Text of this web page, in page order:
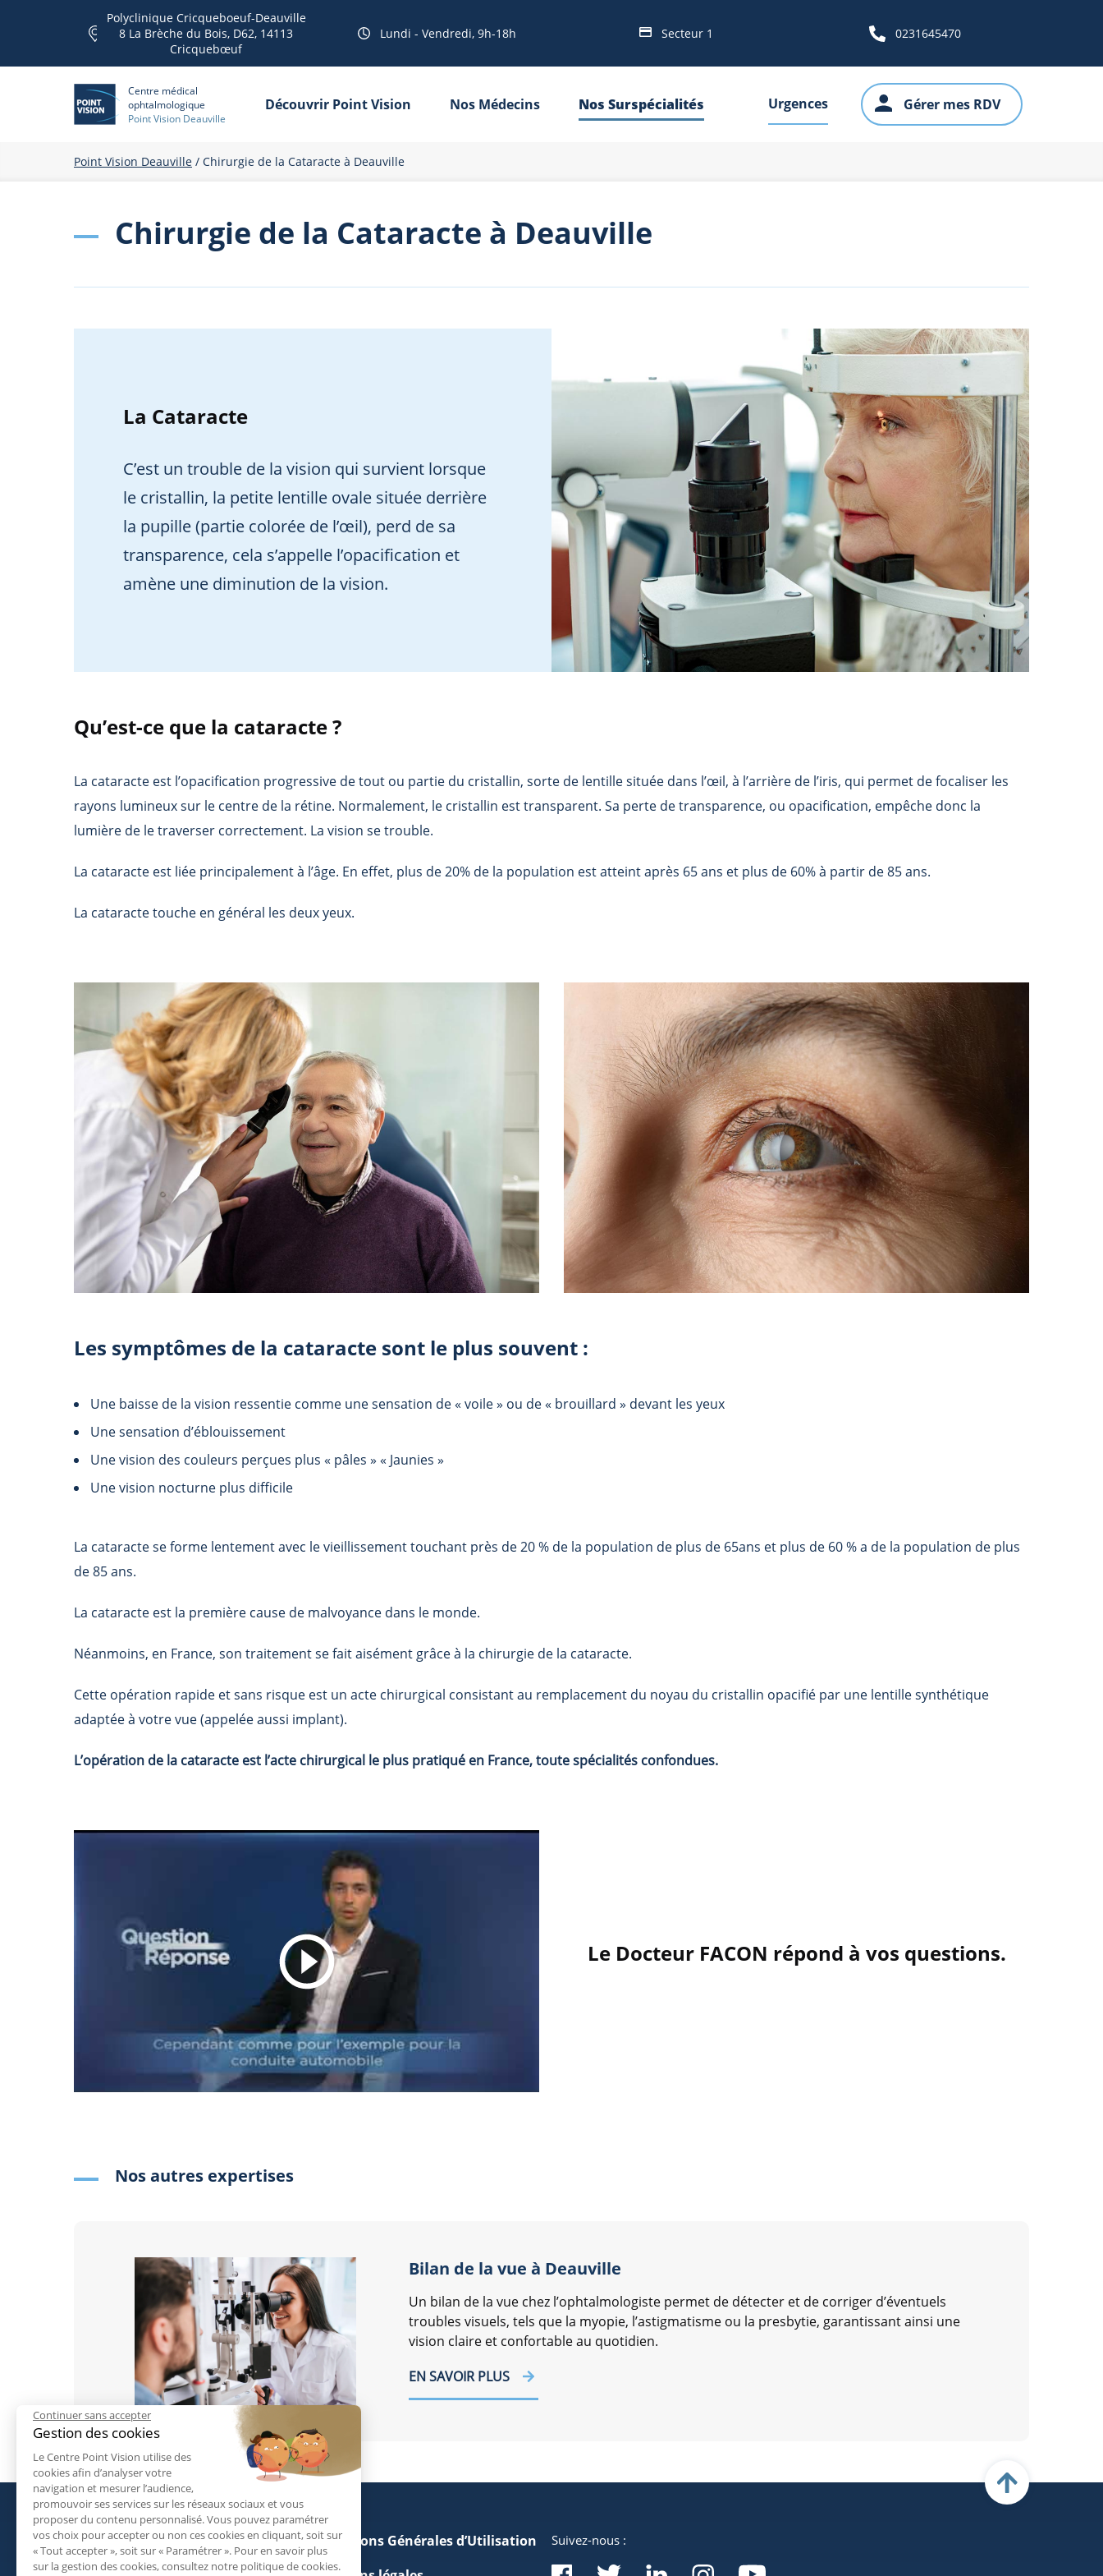
Polyclinique Cricqueboeuf-Deauville
8 La Brèche du Bois, D62, 14113
Cricquebœuf
Lundi - Vendredi, 9h-18h Secteur 1 0231645470
Centre médical
ophtalmologique
Point Vision Deauville
Découvrir Point Vision Nos Médecins Nos Surspécialités Urgences Gérer mes RDV
Point Vision Deauville / Chirurgie de la Cataracte à Deauville
Chirurgie de la Cataracte à Deauville
La Cataracte
C’est un trouble de la vision qui survient lorsque
le cristallin, la petite lentille ovale située derrière
la pupille (partie colorée de l’œil), perd de sa
transparence, cela s’appelle l’opacification et
amène une diminution de la vision.
Qu’est-ce que la cataracte ?
La cataracte est l’opacification progressive de tout ou partie du cristallin, sorte de lentille située dans l’œil, à l’arrière de l’iris, qui permet de focaliser les
rayons lumineux sur le centre de la rétine. Normalement, le cristallin est transparent. Sa perte de transparence, ou opacification, empêche donc la
lumière de le traverser correctement. La vision se trouble.
La cataracte est liée principalement à l’âge. En effet, plus de 20% de la population est atteint après 65 ans et plus de 60% à partir de 85 ans.
La cataracte touche en général les deux yeux.
Les symptômes de la cataracte sont le plus souvent :
Une baisse de la vision ressentie comme une sensation de « voile » ou de « brouillard » devant les yeux
Une sensation d’éblouissement
Une vision des couleurs perçues plus « pâles » « Jaunies »
Une vision nocturne plus difficile
La cataracte se forme lentement avec le vieillissement touchant près de 20 % de la population de plus de 65ans et plus de 60 % a de la population de plus
de 85 ans.
La cataracte est la première cause de malvoyance dans le monde.
Néanmoins, en France, son traitement se fait aisément grâce à la chirurgie de la cataracte.
Cette opération rapide et sans risque est un acte chirurgical consistant au remplacement du noyau du cristallin opacifié par une lentille synthétique
adaptée à votre vue (appelée aussi implant).
L’opération de la cataracte est l’acte chirurgical le plus pratiqué en France, toute spécialités confondues.
Le Docteur FACON répond à vos questions.
Nos autres expertises
Bilan de la vue à Deauville
Un bilan de la vue chez l’ophtalmologiste permet de détecter et de corriger d’éventuels
troubles visuels, tels que la myopie, l’astigmatisme ou la presbytie, garantissant ainsi une
vision claire et confortable au quotidien.
EN SAVOIR PLUS
Ophtalmologue autour de moi
Conditions Générales d’Utilisation
Suivez-nous :
Continuer sans accepter
Gestion des cookies
Le Centre Point Vision utilise des
cookies afin d’analyser votre
navigation et mesurer l’audience,
promouvoir ses services sur les réseaux sociaux et vous
proposer du contenu personnalisé. Vous pouvez paramétrer
vos choix pour accepter ou non ces cookies en cliquant, soit sur
« Tout accepter », soit sur « Paramétrer ». Pour en savoir plus
sur la gestion des cookies, consultez notre politique de cookies.